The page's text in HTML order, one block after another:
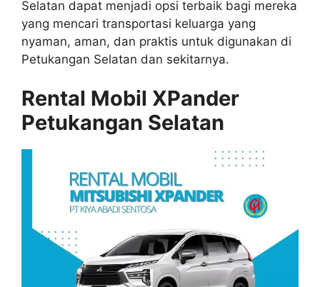
Selatan dapat menjadi opsi terbaik bagi mereka
yang mencari transportasi keluarga yang
nyaman, aman, dan praktis untuk digunakan di
Petukangan Selatan dan sekitarnya.
Rental Mobil XPander
Petukangan Selatan